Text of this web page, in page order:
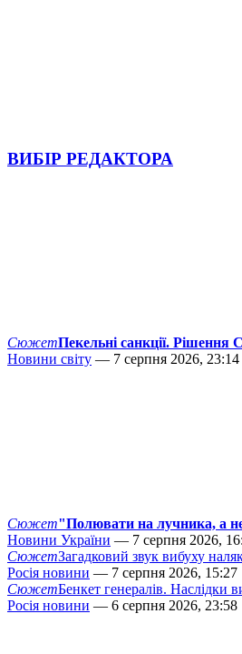
ВИБІР РЕДАКТОРА
СюжетПекельні санкції.
Новини світу — 7 серпня 2026, 23:14
Сюжет"Полювати на лучника, а не
Новини України — 7 серпня 2026,
СюжетЗагадковий звук вибуху
Росія новини — 7 серпня 2026, 15:27
СюжетБенкет генералів. Наслідки
Росія новини — 6 серпня 2026, 23:58